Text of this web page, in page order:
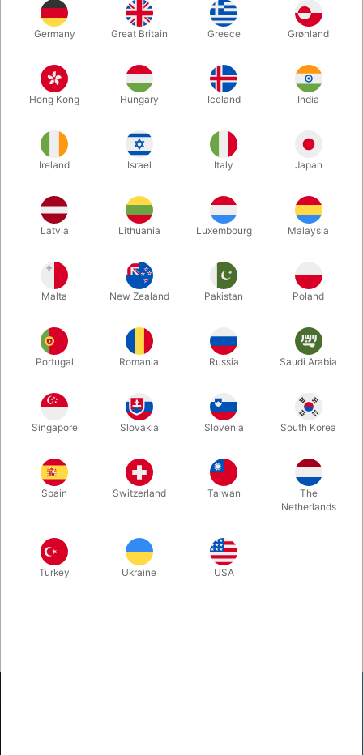
DKK 375,00 / stkinkl. moms
Gem
På lager
Second-hand. STAND: god. 194 sider. Udgivet i 2006 - First
Edition, Private Printing.
Germany Great Britain Greece Grønland
Hong Kong Hungary Iceland India
Ireland Israel Italy Japan
Latvia Lithuania Luxembourg Malaysia
Malta New Zealand Pakistan Poland
Portugal Romania Russia Saudi Arabia
Singapore Slovakia Slovenia South Korea
Spain Switzerland Taiwan
The
Netherlands
Turkey Ukraine USA